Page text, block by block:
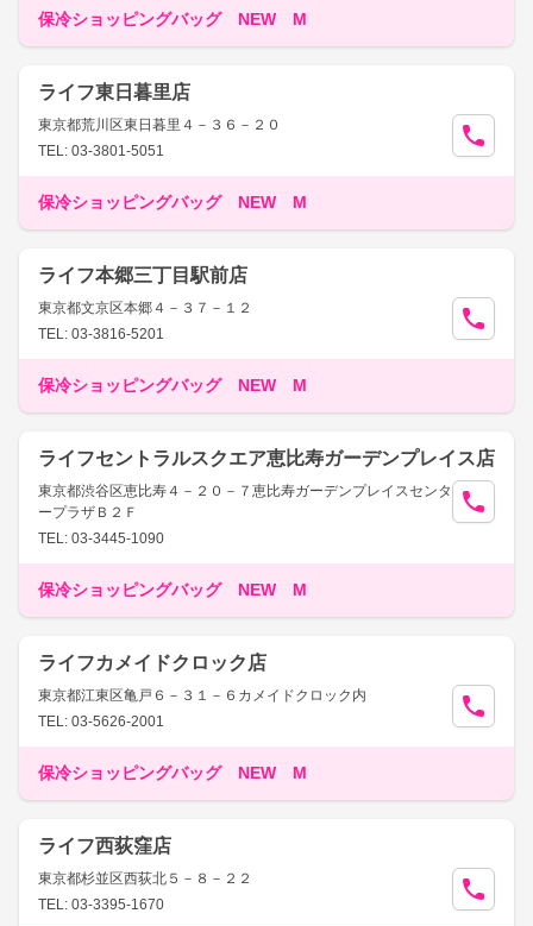
保冷ショッピングバッグ NEW M
ライフ東日暮里店
東京都荒川区東日暮里４－３６－２０
TEL: 03-3801-5051
保冷ショッピングバッグ NEW M
ライフ本郷三丁目駅前店
東京都文京区本郷４－３７－１２
TEL: 03-3816-5201
保冷ショッピングバッグ NEW M
ライフセントラルスクエア恵比寿ガーデンプレイス店
東京都渋谷区恵比寿４－２０－７恵比寿ガーデンプレイスセンタ
ープラザＢ２Ｆ
TEL: 03-3445-1090
保冷ショッピングバッグ NEW M
ライフカメイドクロック店
東京都江東区亀戸６－３１－６カメイドクロック内
TEL: 03-5626-2001
保冷ショッピングバッグ NEW M
ライフ西荻窪店
東京都杉並区西荻北５－８－２２
TEL: 03-3395-1670